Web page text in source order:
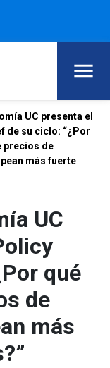
UC presenta el
de su ciclo: “¿Por
precios de
más fuerte
UC
qué
de
más